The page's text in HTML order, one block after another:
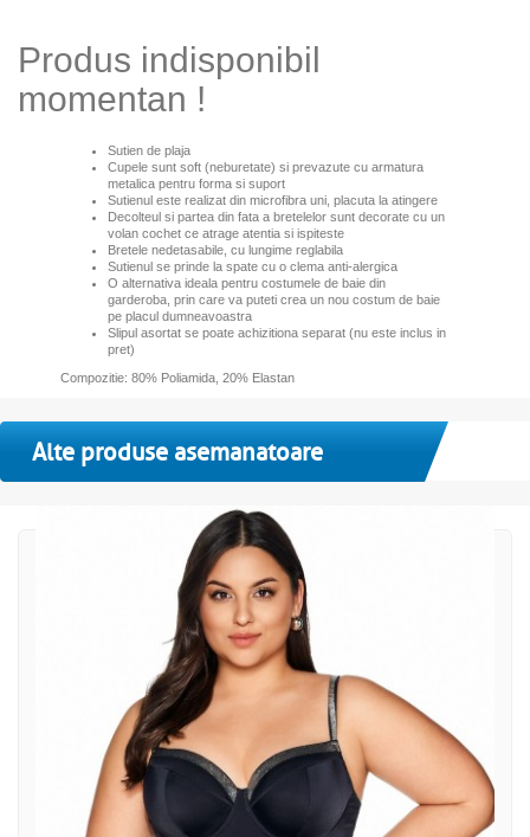
Produs indisponibil
momentan !
Sutien de plaja
Cupele sunt soft (neburetate) si prevazute cu armatura
metalica pentru forma si suport
Sutienul este realizat din microfibra uni, placuta la atingere
Decolteul si partea din fata a bretelelor sunt decorate cu un
volan cochet ce atrage atentia si ispiteste
Bretele nedetasabile, cu lungime reglabila
Sutienul se prinde la spate cu o clema anti-alergica
O alternativa ideala pentru costumele de baie din
garderoba, prin care va puteti crea un nou costum de baie
pe placul dumneavoastra
Slipul asortat se poate achizitiona separat (nu este inclus in
pret)
Compozitie: 80% Poliamida, 20% Elastan
Alte produse asemanatoare